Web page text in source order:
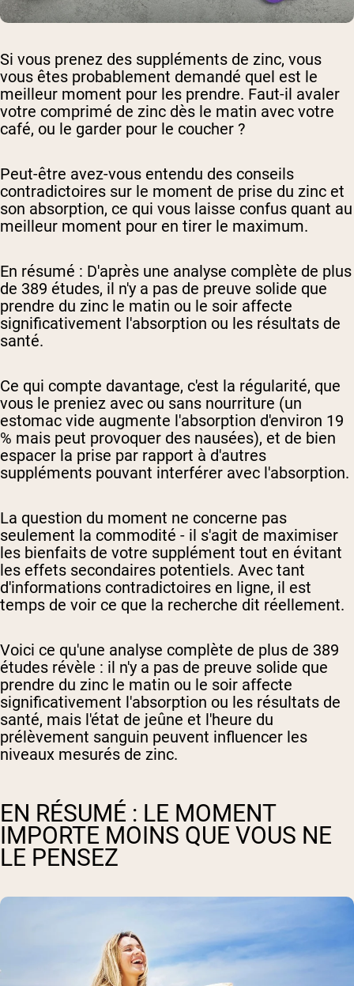
Si vous prenez des suppléments de zinc, vous
vous êtes probablement demandé quel est le
meilleur moment pour les prendre. Faut-il avaler
votre comprimé de zinc dès le matin avec votre
café, ou le garder pour le coucher ?
Peut-être avez-vous entendu des conseils
contradictoires sur le moment de prise du zinc et
son absorption, ce qui vous laisse confus quant au
meilleur moment pour en tirer le maximum.
En résumé : D'après une analyse complète de plus
de 389 études, il n'y a pas de preuve solide que
prendre du zinc le matin ou le soir affecte
significativement l'absorption ou les résultats de
santé.
Ce qui compte davantage, c'est la régularité, que
vous le preniez avec ou sans nourriture (un
estomac vide augmente l'absorption d'environ 19
% mais peut provoquer des nausées), et de bien
espacer la prise par rapport à d'autres
suppléments pouvant interférer avec l'absorption.
La question du moment ne concerne pas
seulement la commodité - il s'agit de maximiser
les bienfaits de votre supplément tout en évitant
les effets secondaires potentiels. Avec tant
d'informations contradictoires en ligne, il est
temps de voir ce que la recherche dit réellement.
Voici ce qu'une analyse complète de plus de 389
études révèle : il n'y a pas de preuve solide que
prendre du zinc le matin ou le soir affecte
significativement l'absorption ou les résultats de
santé, mais l'état de jeûne et l'heure du
prélèvement sanguin peuvent influencer les
niveaux mesurés de zinc.
EN RÉSUMÉ : LE MOMENT
IMPORTE MOINS QUE VOUS NE
LE PENSEZ